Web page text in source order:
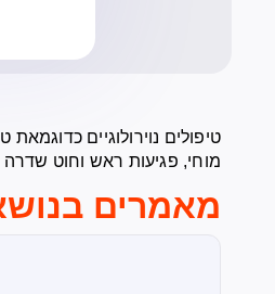
טיפולים נוירולוגיים
מוחי, פגיעות ראש וחוט שדרה
מאמרים בנושא